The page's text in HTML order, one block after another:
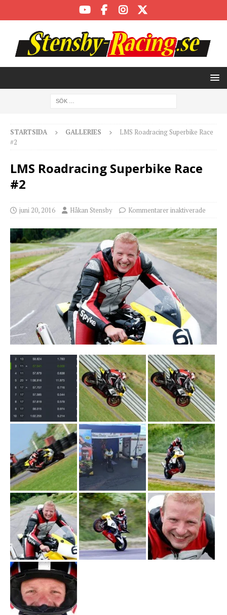
STARTSIDA GALLERIES
LMS Roadracing Superbike Race
#2
LMS Roadracing Superbike Race
#2
juni 20, 2016 Håkan Stensby Kommentarer inaktiverade